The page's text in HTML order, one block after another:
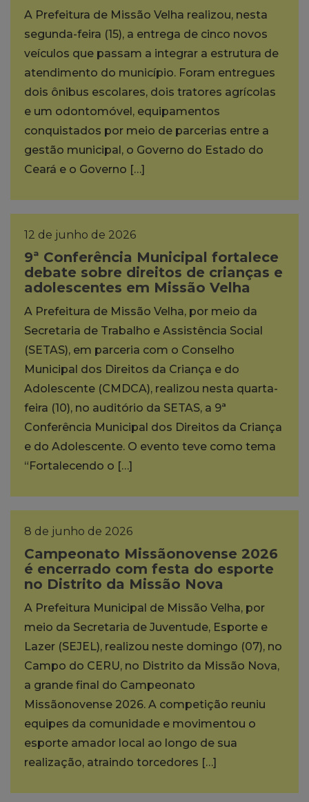
A Prefeitura de Missão Velha realizou, nesta
segunda-feira (15), a entrega de cinco novos
veículos que passam a integrar a estrutura de
atendimento do município. Foram entregues
dois ônibus escolares, dois tratores agrícolas
e um odontomóvel, equipamentos
conquistados por meio de parcerias entre a
gestão municipal, o Governo do Estado do
Ceará e o Governo […]
12 de junho de 2026
9ª Conferência Municipal fortalece
debate sobre direitos de crianças e
adolescentes em Missão Velha
A Prefeitura de Missão Velha, por meio da
Secretaria de Trabalho e Assistência Social
(SETAS), em parceria com o Conselho
Municipal dos Direitos da Criança e do
Adolescente (CMDCA), realizou nesta quarta-
feira (10), no auditório da SETAS, a 9ª
Conferência Municipal dos Direitos da Criança
e do Adolescente. O evento teve como tema
“Fortalecendo o […]
8 de junho de 2026
Campeonato Missãonovense 2026
é encerrado com festa do esporte
no Distrito da Missão Nova
A Prefeitura Municipal de Missão Velha, por
meio da Secretaria de Juventude, Esporte e
Lazer (SEJEL), realizou neste domingo (07), no
Campo do CERU, no Distrito da Missão Nova,
a grande final do Campeonato
Missãonovense 2026. A competição reuniu
equipes da comunidade e movimentou o
esporte amador local ao longo de sua
realização, atraindo torcedores […]